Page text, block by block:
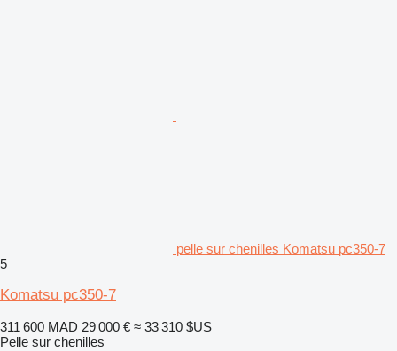
pelle sur chenilles Komatsu pc350-7
5
Komatsu pc350-7
311 600 MAD 29 000 € ≈ 33 310 $US
Pelle sur chenilles